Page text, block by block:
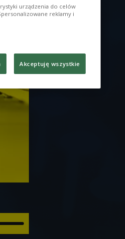
urządzenia do celów
reklamy i
Akceptuję wszystkie